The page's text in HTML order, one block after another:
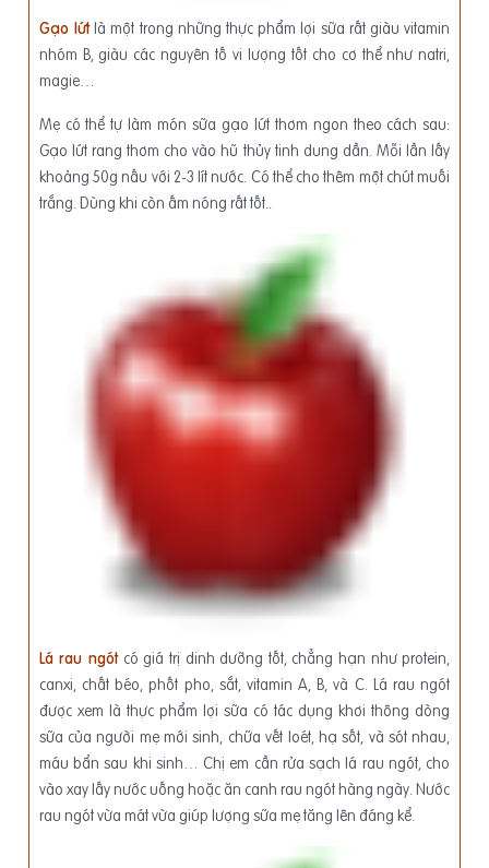
Gạo lứtlà một trong những thực phẩm lợi sữa rất giàu vitamin
nhóm B, giàu các nguyên tố vi lượng tốt cho cơ thể như natri,
magie…
Mẹ có thể tự làm món sữa gạo lứt thơm ngon theo cách sau:
Gạo lứt rang thơm cho vào hũ thủy tinh dung dần. Mỗi lần lấy
khoảng 50g nấu với 2-3 lít nước. Có thể cho thêm một chút muối
trắng. Dùng khi còn ấm nóng rất tốt..
Lá rau ngótcó giá trị dinh dưỡng tốt, chẳng hạn như protein,
canxi, chất béo, phốt pho, sắt, vitamin A, B, và C. Lá rau ngót
được xem là thực phẩm lợi sữa có tác dụng khơi thông dòng
sữa của người mẹ mới sinh, chữa vết loét, hạ sốt, và sót nhau,
máu bẩn sau khi sinh… Chị em cần rửa sạch lá rau ngót, cho
vào xay lấy nước uống hoặc ăn canh rau ngót hàng ngày. Nước
rau ngót vừa mát vừa giúp lượng sữa mẹ tăng lên đáng kể.